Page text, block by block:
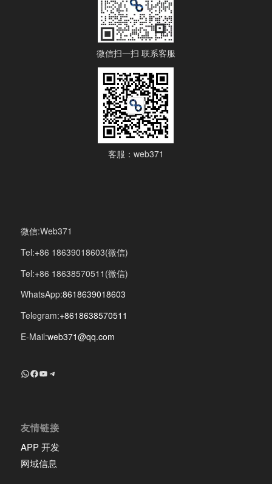
微信扫一扫 联系客服
客服：web371
微信:Web371
Tel:+86 18639018603(微信)
Tel:+86 18638570511(微信)
WhatsApp:8618639018603
Telegram:+8618638570511
E-Mail:web371@qq.com
+8618639018603
Facebook
YouTube
Telegram
友情链接
APP 开发
网域信息